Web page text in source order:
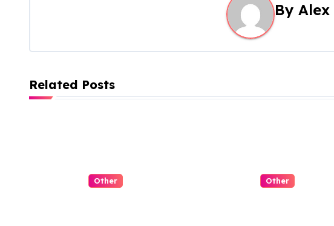
i
By Alex
Related Posts
Other Other